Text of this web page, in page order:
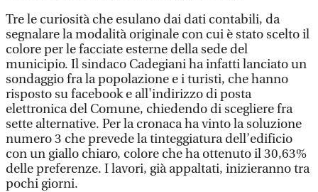
Tre le curiosità che esulano dai dati contabili, da
segnalare la modalità originale con cui è stato scelto il
colore per le facciate esterne della sede del
municipio. Il sindaco Cadegiani ha infatti lanciato un
sondaggio fra la popolazione e i turisti, che hanno
risposto su facebook e all'indirizzo di posta
elettronica del Comune, chiedendo di scegliere fra
sette alternative. Per la cronaca ha vinto la soluzione
numero 3 che prevede la tinteggiatura dell’edificio
con un giallo chiaro, colore che ha ottenuto il 30,63%
delle preferenze. I lavori, già appaltati, inizieranno tra
pochi giorni.